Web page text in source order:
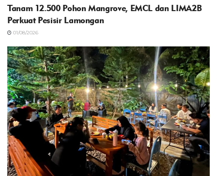
Tanam 12.500 Pohon Mangrove, EMCL dan LIMA2B
Perkuat Pesisir Lamongan
01/08/2026